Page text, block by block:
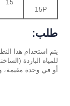
15P
15
طلب:
يتم استخدام هذا
للمياه الباردة
أو في وحدة مقيمة،